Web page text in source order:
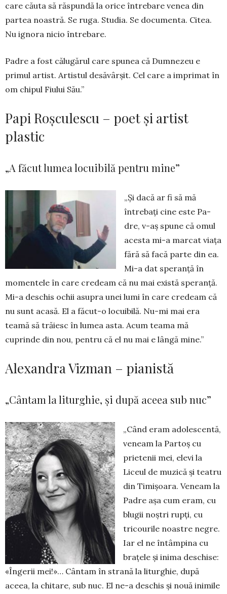
care căuta să răspundă la ori­ce întrebare venea din
partea noas­tră. Se ruga. Stu­dia. Se documenta. Ci­tea.
Nu ignora nicio întrebare.
Padre a fost călugărul care spu­nea că Dumnezeu e
primul artist. Artistul de­săvârșit. Cel care a im­primat în
om chi­pul Fiului Său.”
Papi Roșculescu – poet și artist
plastic
„A făcut lumea locuibilă pentru mine”
„Și dacă ar fi să mă
întrebați cine este Pa­
dre, v-aș spu­ne că omul
acesta mi-a mar­cat viața
fără să facă parte din ea.
Mi-a dat spe­­ranță în
momen­tele în care credeam că nu mai există spe­ran­ță.
Mi-a deschis ochii asupra unei lumi în care credeam că
nu sunt acasă. El a făcut-o locuibilă. Nu-mi mai era
teamă să trăiesc în lumea asta. Acum teama mă
cuprinde din nou, pentru că el nu mai e lângă mine.”
Alexandra Vizman – pianistă
„Cântam la liturghie, și după aceea sub nuc”
„Când eram adolescentă,
ve­neam la Partoș cu
prietenii mei, elevi la
Liceul de muzică și tea­tru
din Timișoara. Veneam la
Padre așa cum eram, cu
blu­gii noștri rupți, cu
tricou­rile noastre negre.
Iar el ne în­tâm­­pina cu
brațele și inima des­chise:
«Înge­rii mei!»… Cântam în strană la liturghie, după
aceea, la chitare, sub nuc. El ne-a des­chis și nouă inimile